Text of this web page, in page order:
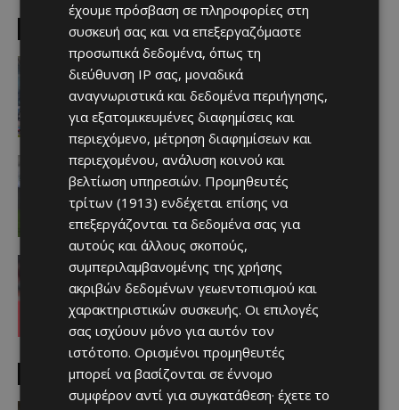
EDITOR PICKS
Απόλλων
Πολύ μεγάλο ενδιαφέρον για ένα
«μαγικό χαρτάκι»
Afentiko - 06/08/2026
Αθλητικά - Επικαιρότητα
Παραμένει ο Ενρίκες – Παίρνει και
Χάιρο
Afentiko 06/08/2026
Απόλλων
Τι ισχύει με Κονομή
Afentiko - 06/08/2026
MUST READ
έχουμε πρόσβαση σε πληροφορίες στη
συσκευή σας και να επεξεργαζόμαστε
προσωπικά δεδομένα, όπως τη
διεύθυνση IP σας, μοναδικά
αναγνωριστικά και δεδομένα περιήγησης,
για εξατομικευμένες διαφημίσεις και
περιεχόμενο, μέτρηση διαφημίσεων και
περιεχομένου, ανάλυση κοινού και
βελτίωση υπηρεσιών. Προμηθευτές
τρίτων (1913) ενδέχεται επίσης να
επεξεργάζονται τα δεδομένα σας για
αυτούς και άλλους σκοπούς,
συμπεριλαμβανομένης της χρήσης
ακριβών δεδομένων γεωεντοπισμού και
χαρακτηριστικών συσκευής. Οι επιλογές
σας ισχύουν μόνο για αυτόν τον
ιστότοπο. Ορισμένοι προμηθευτές
μπορεί να βασίζονται σε έννομο
συμφέρον αντί για συγκατάθεση· έχετε το